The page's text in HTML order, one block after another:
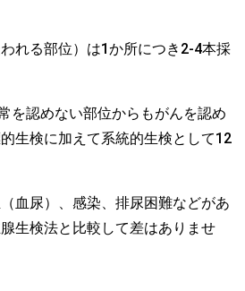
れる部位）は1か所につき2-4本採
を認めない部位からもがんを認め
生検に加えて系統的生検として12
血尿）、感染、排尿困難などがあ
生検法と比較して差はありませ